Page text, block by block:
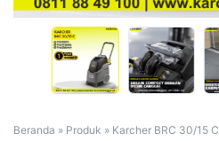
Beranda » Produk » Karcher BRC 30/15 C